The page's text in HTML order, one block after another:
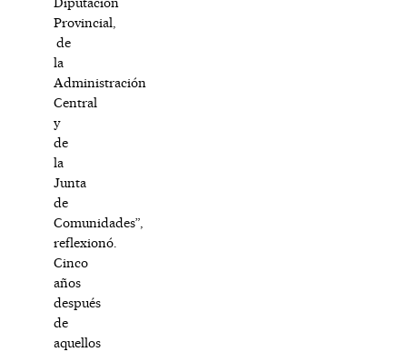
Provincial,
de
la
Administración
Central
y
de
la
Junta
de
Comunidades”,
reflexionó.
Cinco
años
después
de
aquellos